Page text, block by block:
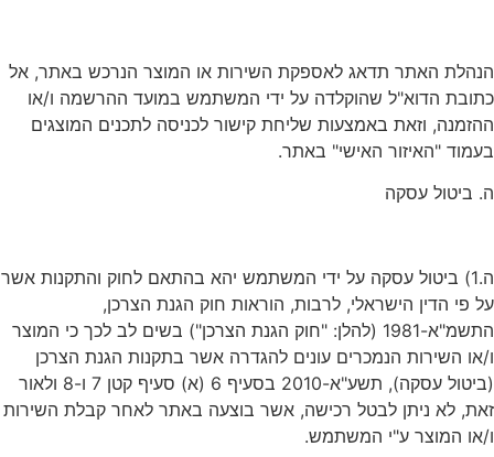
הנהלת האתר תדאג לאספקת השירות או המוצר הנרכש באתר, אל
כתובת הדוא"ל שהוקלדה על ידי המשתמש במועד ההרשמה ו/או
ההזמנה, וזאת באמצעות שליחת קישור לכניסה לתכנים המוצגים
בעמוד "האיזור האישי" באתר.
ה. ביטול עסקה
ה.1) ביטול עסקה על ידי המשתמש יהא בהתאם לחוק והתקנות אשר
על פי הדין הישראלי, לרבות, הוראות חוק הגנת הצרכן,
התשמ"א-1981 (להלן: "חוק הגנת הצרכן") בשים לב לכך כי המוצר
ו/או השירות הנמכרים עונים להגדרה אשר בתקנות הגנת הצרכן
(ביטול עסקה), תשע"א-2010 בסעיף 6 (א) סעיף קטן 7 ו-8 ולאור
זאת, לא ניתן לבטל רכישה, אשר בוצעה באתר לאחר קבלת השירות
ו/או המוצר ע"י המשתמש.